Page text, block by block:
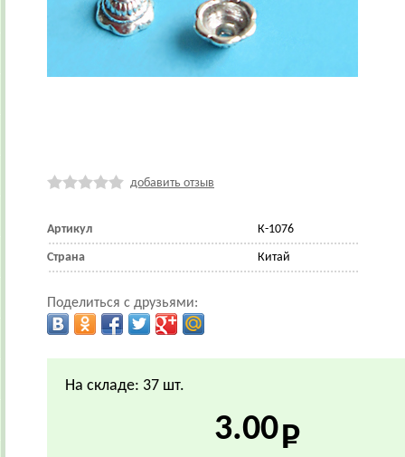
добавить отзыв
Артикул К-1076
Страна Китай
Поделиться с друзьями:
На складе: 37 шт.
3.00